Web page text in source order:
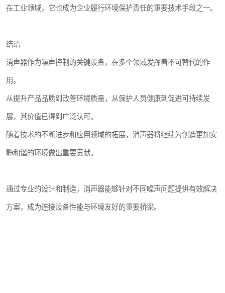
在工业领域，它也成为企业履行环境保护责任的重要技术手段之一。
结语
消声器作为噪声控制的关键设备，在多个领域发挥着不可替代的作
用。
从提升产品品质到改善环境质量，从保护人员健康到促进可持续发
展，其价值已得到广泛认可。
随着技术的不断进步和应用领域的拓展，消声器将继续为创造更加安
静和谐的环境做出重要贡献。
通过专业的设计和制造，消声器能够针对不同噪声问题提供有效解决
方案，成为连接设备性能与环境友好的重要桥梁。